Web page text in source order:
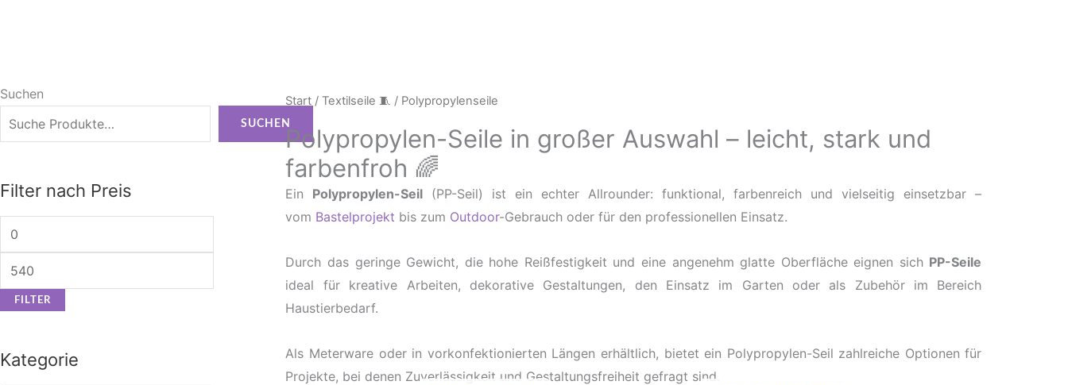
Suchen
SUCHEN
Filter nach Preis
Min.
Preis
Max.
Preis
FILTER
Kategorie
Start /Textilseile 🧵 / Polypropylenseile
Polypropylen-Seile in großer Auswahl – leicht, stark und
farbenfroh 🌈
Ein Polypropylen-Seil (PP-Seil) ist ein echter Allrounder: funktional, farbenreich und vielseitig einsetzbar –
vom Bastelprojekt bis zum Outdoor-Gebrauch oder für den professionellen Einsatz.
Durch das geringe Gewicht, die hohe Reißfestigkeit und eine angenehm glatte Oberfläche eignen sich PP-Seile
ideal für kreative Arbeiten, dekorative Gestaltungen, den Einsatz im Garten oder als Zubehör im Bereich
Haustierbedarf.
Als Meterware oder in vorkonfektionierten Längen erhältlich, bietet ein Polypropylen-Seil zahlreiche Optionen für
Projekte, bei denen Zuverlässigkeit und Gestaltungsfreiheit gefragt sind.